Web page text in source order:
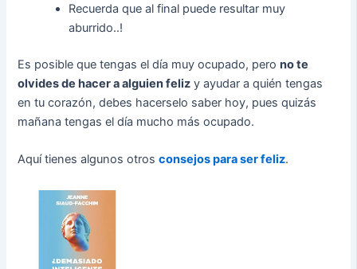
Recuerda que al final puede resultar muy
aburrido..!
Es posible que tengas el día muy ocupado, perono te
olvides de hacer a alguien feliz y ayudar a quién tengas
en tu corazón, debes hacerselo saber hoy, pues quizás
mañana tengas el día mucho más ocupado.
Aquí tienes algunos otrosconsejos para ser feliz.